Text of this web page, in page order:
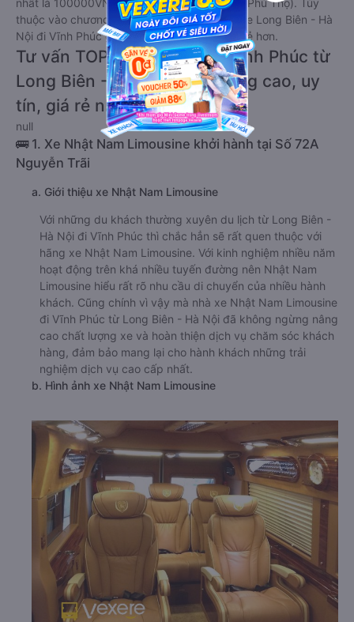
nhất là 100000VND của hãng xe Hoàng Hà (Phú Thọ). Tùy
thuộc vào chương trình khuyến mãi, giá vé Xe Long Biên - Hà
Nội đi Vĩnh Phúc giường nằm này có thể sẽ rẻ hơn.
Tư vấn TOP 2 xe khách đi Vĩnh Phúc từ
Long Biên - Hà Nội chất lượng cao, uy
tín, giá rẻ nhất 08/2026
null
🚌 1. Xe Nhật Nam Limousine khởi hành tại Số 72A
Nguyễn Trãi
a. Giới thiệu xe Nhật Nam Limousine
Với những du khách thường xuyên du lịch từ Long Biên -
Hà Nội đi Vĩnh Phúc thì chắc hẳn sẽ rất quen thuộc với
hãng xe Nhật Nam Limousine. Với kinh nghiệm nhiều năm
hoạt động trên khá nhiều tuyến đường nên Nhật Nam
Limousine hiểu rất rõ nhu cầu di chuyển của nhiều hành
khách. Cũng chính vì vậy mà nhà xe Nhật Nam Limousine
đi Vĩnh Phúc từ Long Biên - Hà Nội đã không ngừng nâng
cao chất lượng xe và hoàn thiện dịch vụ chăm sóc khách
hàng, đảm bảo mang lại cho hành khách những trải
nghiệm dịch vụ cao cấp nhất.
b. Hình ảnh xe Nhật Nam Limousine